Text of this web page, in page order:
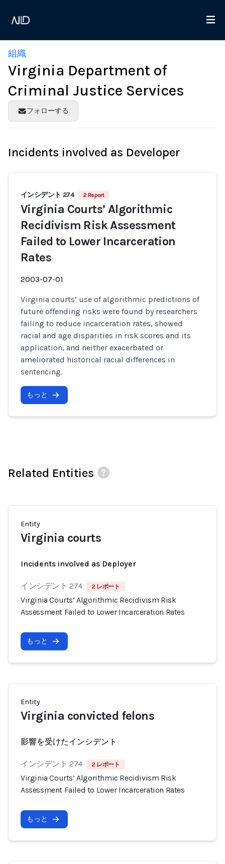
組織
Virginia Department of
Criminal Justice Services
フォローする
Incidents involved as Developer
インシデント 274 2 Report
Virginia Courts’ Algorithmic
Recidivism Risk Assessment
Failed to Lower Incarceration
Rates
2003-07-01
Virginia courts’ use of algorithmic predictions of
future offending risks were found by researchers
failing to reduce incarceration rates, showed
racial and age disparities in risk scores and its
application, and neither exacerbated or
ameliorated historical racial differences in
sentencing.
もっと
Related Entities
Entity
Virginia courts
Incidents involved as Deployer
インシデント 274 2 レポート
Virginia Courts’ Algorithmic Recidivism Risk
Assessment Failed to Lower Incarceration Rates
もっと
Entity
Virginia convicted felons
影響を受けたインシデント
インシデント 274 2 レポート
Virginia Courts’ Algorithmic Recidivism Risk
Assessment Failed to Lower Incarceration Rates
もっと